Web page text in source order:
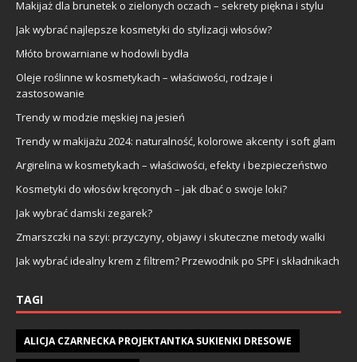
Makijaż dla brunetek o zielonych oczach – sekrety piękna i stylu
Jak wybrać najlepsze kosmetyki do stylizacji włosów?
Młóto browarniane w hodowli bydła
Oleje roślinne w kosmetykach – właściwości, rodzaje i
zastosowanie
Trendy w modzie męskiej na jesień
Trendy w makijażu 2024: naturalność, kolorowe akcenty i soft glam
Argirelina w kosmetykach – właściwości, efekty i bezpieczeństwo
Kosmetyki do włosów kręconych – jak dbać o swoje loki?
Jak wybrać damski zegarek?
Zmarszczki na szyi: przyczyny, objawy i skuteczne metody walki
Jak wybrać idealny krem z filtrem? Przewodnik po SPF i składnikach
TAGI
ALICJA CZARNECKA PROJEKTANTKA SUKIENKI DRESOWE